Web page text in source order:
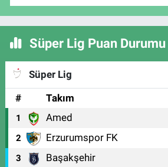
Süper Lig Puan Durumu
Süper Lig
#
Takım
1 Amed
2 Erzurumspor FK
3 Başakşehir